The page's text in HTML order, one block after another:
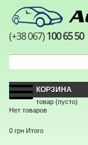
(+38 067)100 65 50
КОРЗИНА
товар (пусто)
Нет товаров
0 грн Итого